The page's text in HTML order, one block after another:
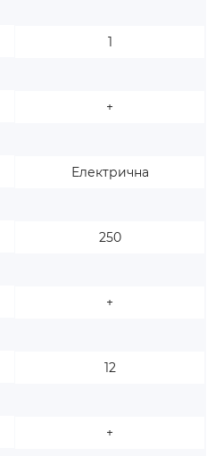
1
+
Електрична
250
+
12
+